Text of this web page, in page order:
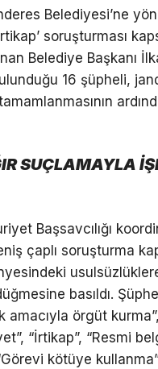
Belediyesi’ne
soruşturması
Belediye Başkanı
16 şüpheli,
SUÇLAMAYLA
Başsavcılığı
çaplı soruşturma
basıldı.
amacıyla örgüt
“İrtikap”, “Resmi
kötüye